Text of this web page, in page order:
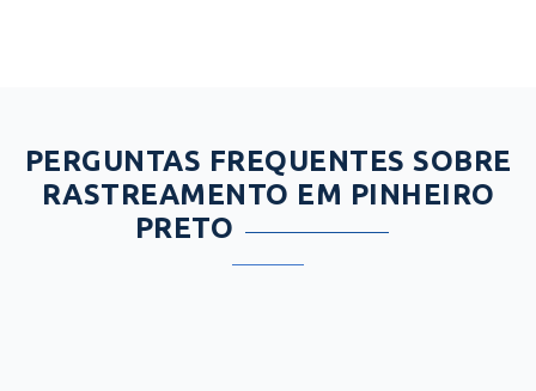
PERGUNTAS FREQUENTES SOBRE
RASTREAMENTO EM PINHEIRO
PRETO